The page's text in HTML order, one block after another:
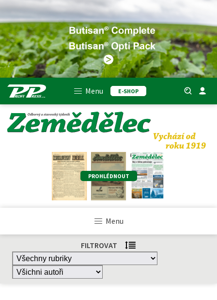
Menu E-SHOP
PROHLÉDNOUT
Menu
FILTROVAT